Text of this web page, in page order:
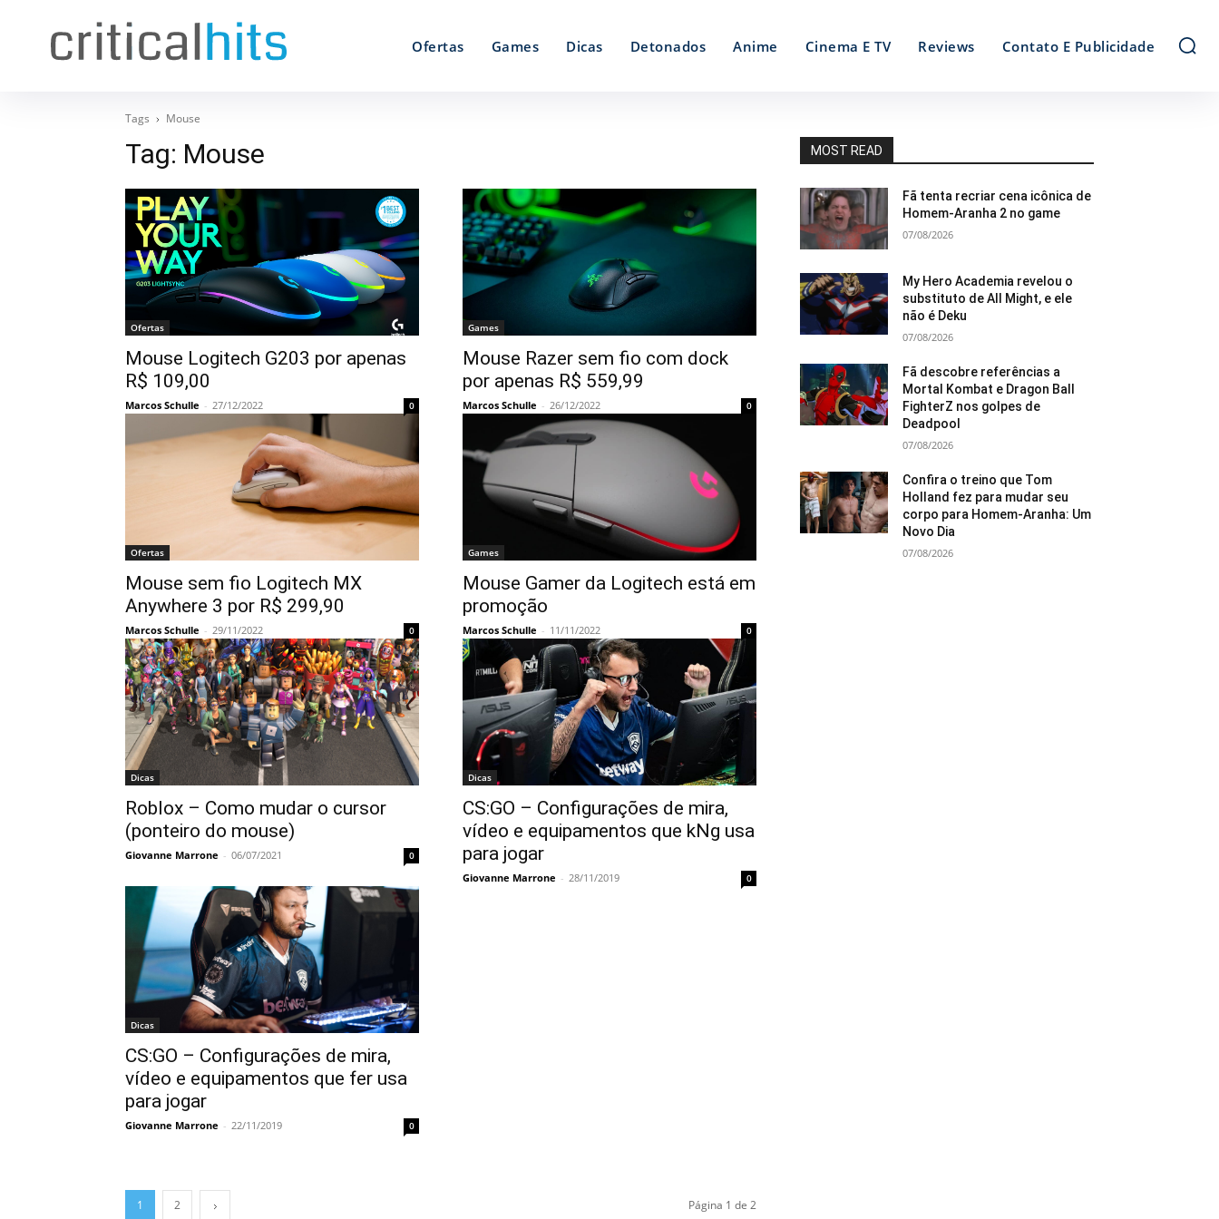
Ofertas Games Dicas Detonados Anime Cinema E TV Reviews Contato E Publicidade
Tags Mouse
Tag: Mouse
Ofertas
Mouse Logitech G203 por apenas
R$ 109,00
Marcos Schulle - 27/12/2022 0
Games
Mouse Razer sem fio com dock
por apenas R$ 559,99
Marcos Schulle - 26/12/2022 0
Ofertas
Mouse sem fio Logitech MX
Anywhere 3 por R$ 299,90
Marcos Schulle - 29/11/2022 0
Games
Mouse Gamer da Logitech está em
promoção
Marcos Schulle - 11/11/2022 0
Dicas
Roblox – Como mudar o cursor
(ponteiro do mouse)
Giovanne Marrone - 06/07/2021 0
Dicas
CS:GO – Configurações de mira,
vídeo e equipamentos que kNg usa
para jogar
Giovanne Marrone - 28/11/2019 0
Dicas
CS:GO – Configurações de mira,
vídeo e equipamentos que fer usa
para jogar
Giovanne Marrone - 22/11/2019 0
1 2 Página 1 de 2
MOST READ
Fã tenta recriar cena icônica de
Homem-Aranha 2 no game
07/08/2026
My Hero Academia revelou o
substituto de All Might, e ele
não é Deku
07/08/2026
Fã descobre referências a
Mortal Kombat e Dragon Ball
FighterZ nos golpes de
Deadpool
07/08/2026
Confira o treino que Tom
Holland fez para mudar seu
corpo para Homem-Aranha: Um
Novo Dia
07/08/2026